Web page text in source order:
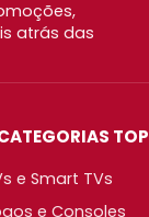
atrás das
TOP
e Smart TVs
e Consoles